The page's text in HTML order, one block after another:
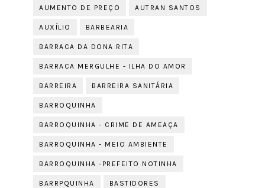
AUMENTO DE PREÇO AUTRAN SANTOS
AUXÍLIO BARBEARIA
BARRACA DA DONA RITA
BARRACA MERGULHE - ILHA DO AMOR
BARREIRA BARREIRA SANITÁRIA
BARROQUINHA
BARROQUINHA - CRIME DE AMEAÇA
BARROQUINHA - MEIO AMBIENTE
BARROQUINHA -PREFEITO NOTINHA
BARRPQUINHA BASTIDORES